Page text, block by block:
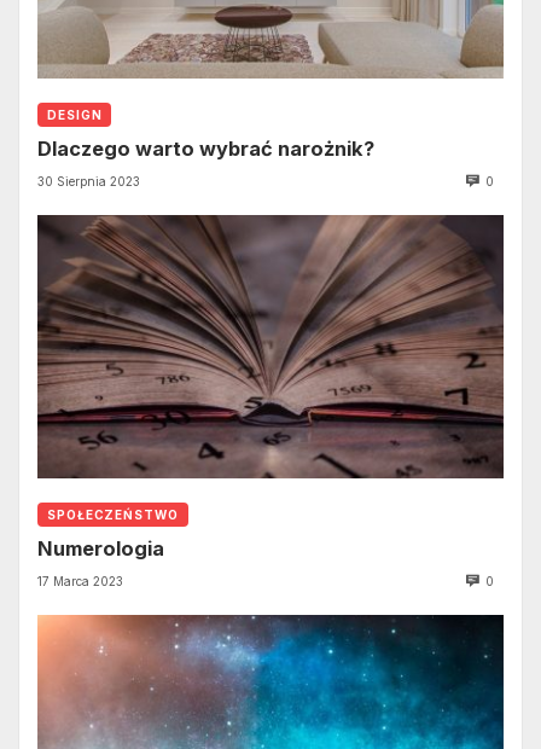
DESIGN
Dlaczego warto wybrać narożnik?
30 Sierpnia 2023 0
SPOŁECZEŃSTWO
Numerologia
17 Marca 2023 0